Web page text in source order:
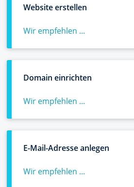
Website erstellen
Wir empfehlen ...
Domain einrichten
Wir empfehlen ...
E-Mail-Adresse anlegen
Wir empfehlen ...